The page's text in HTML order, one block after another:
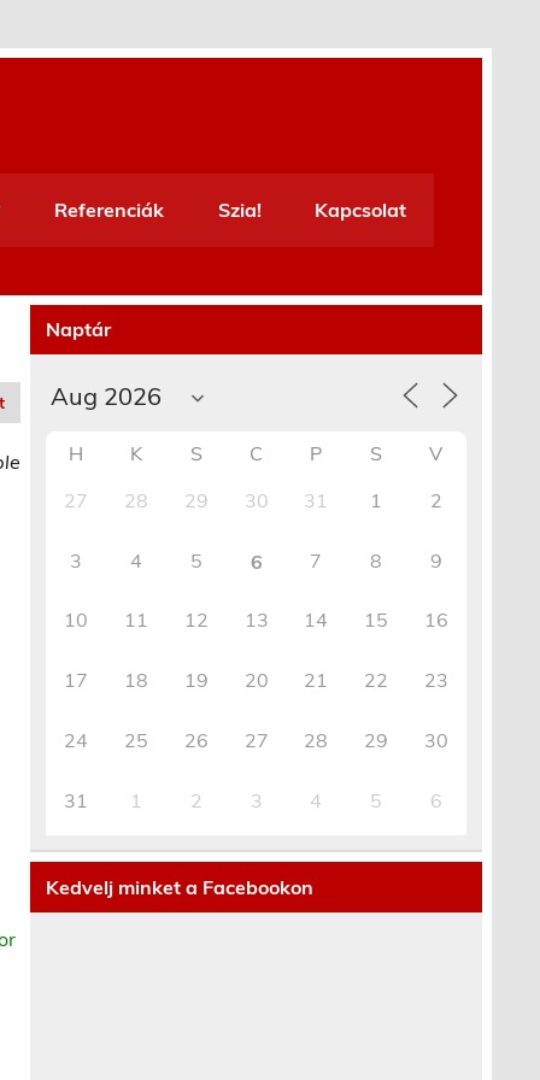
Referenciák Szia! Kapcsolat
Naptár
H K S C P S
V
27
28 29 30 31 1 2
3 4 5 6 7 8 9
10 11 12 13 14 15 16
17 18 19 20 21 22 23
24 25 26 27 28 29 30
31 1 2 3 4 5 6
Kedvelj minket a Facebookon